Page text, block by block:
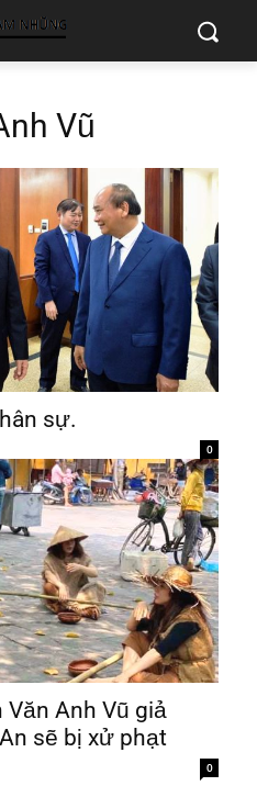
Vũ
sự.
0
Anh Vũ giả
sẽ bị xử phạt
0